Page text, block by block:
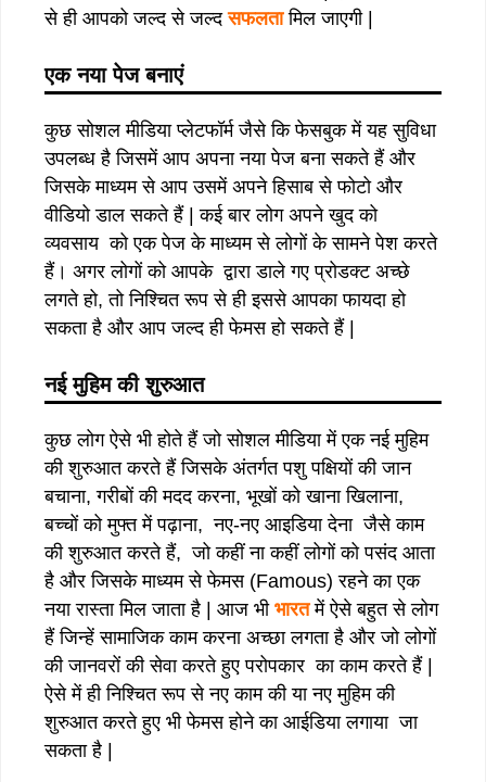
से ही आपको जल्द से जल्दसफलतामिल जाएगी |
एक नया पेज बनाएं
कुछ सोशल मीडिया प्लेटफॉर्म जैसे कि फेसबुक में यह सुविधा
उपलब्ध है जिसमें आप अपना नया पेज बना सकते हैं और
जिसके माध्यम से आप उसमें अपने हिसाब से फोटो और
वीडियो डाल सकते हैं | कई बार लोग अपने खुद को
व्यवसाय को एक पेज के माध्यम से लोगों के सामने पेश करते
हैं। अगर लोगों को आपके द्वारा डाले गए प्रोडक्ट अच्छे
लगते हो, तो निश्चित रूप से ही इससे आपका फायदा हो
सकता है और आप जल्द ही फेमस हो सकते हैं |
नई मुहिम की शुरुआत
कुछ लोग ऐसे भी होते हैं जो सोशल मीडिया में एक नई मुहिम
की शुरुआत करते हैं जिसके अंतर्गत पशु पक्षियों की जान
बचाना, गरीबों की मदद करना, भूखों को खाना खिलाना,
बच्चों को मुफ्त में पढ़ाना, नए-नए आइडिया देना जैसे काम
की शुरुआत करते हैं, जो कहीं ना कहीं लोगों को पसंद आता
है और जिसके माध्यम से फेमस (Famous) रहने का एक
नया रास्ता मिल जाता है | आज भी भारतमें ऐसे बहुत से लोग
हैं जिन्हें सामाजिक काम करना अच्छा लगता है और जो लोगों
की जानवरों की सेवा करते हुए परोपकार का काम करते हैं |
ऐसे में ही निश्चित रूप से नए काम की या नए मुहिम की
शुरुआत करते हुए भी फेमस होने का आईडिया लगाया जा
सकता है |